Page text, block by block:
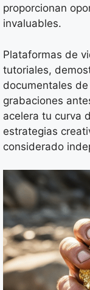
proporcionan
invaluables.
Plataformas de
tutoriales,
documentales
grabaciones
acelera tu curva
estrategias
considerado